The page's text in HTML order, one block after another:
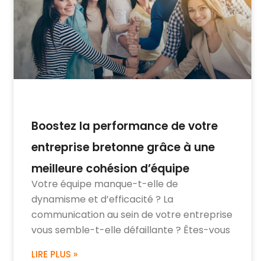
Boostez la performance de votre
entreprise bretonne grâce à une
meilleure cohésion d’équipe
Votre équipe manque-t-elle de
dynamisme et d’efficacité ? La
communication au sein de votre entreprise
vous semble-t-elle défaillante ? Êtes-vous
LIRE PLUS »